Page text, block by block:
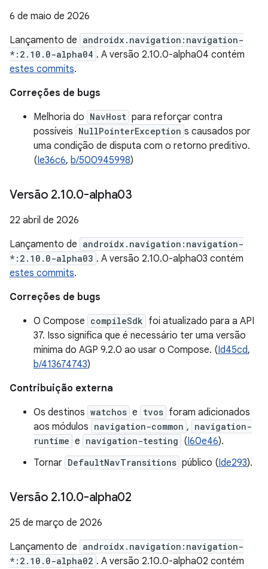
6 de maio de 2026
Lançamento de androidx.navigation:navigation-
*:2.10.0-alpha04 . A versão 2.10.0-alpha04 contém
estes commits.
Correções de bugs
Melhoria do NavHost para reforçar contra
possíveis NullPointerException s causados por
uma condição de disputa com o retorno preditivo.
(Ie36c6, b/500945998)
Versão 2.10.0-alpha03
22 abril de 2026
Lançamento de androidx.navigation:navigation-
*:2.10.0-alpha03 . A versão 2.10.0-alpha03 contém
estes commits.
Correções de bugs
O Compose compileSdk foi atualizado para a API
37. Isso significa que é necessário ter uma versão
mínima do AGP 9.2.0 ao usar o Compose. (Id45cd,
b/413674743)
Contribuição externa
Os destinos watchos e tvos foram adicionados
aos módulos navigation-common , navigation-
runtime e navigation-testing (I60e46).
Tornar DefaultNavTransitions público (Ide293).
Versão 2.10.0-alpha02
25 de março de 2026
Lançamento de androidx.navigation:navigation-
*:2.10.0-alpha02 . A versão 2.10.0-alpha02 contém